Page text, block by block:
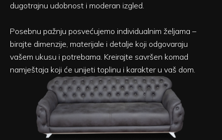
dugotrajnu udobnost i moderan izgled.
Posebnu pažnju posvećujemo individualnim željama –
birajte dimenzije, materijale i detalje koji odgovaraju
vašem ukusu i potrebama. Kreirajte savršen komad
namještaja koji će unijeti toplinu i karakter u vaš dom.